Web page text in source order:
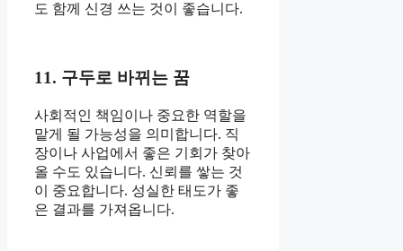
도 함께 신경 쓰는 것이 좋습니다.
11. 구두로 바뀌는 꿈
사회적인 책임이나 중요한 역할을
맡게 될 가능성을 의미합니다. 직
장이나 사업에서 좋은 기회가 찾아
올 수도 있습니다. 신뢰를 쌓는 것
이 중요합니다. 성실한 태도가 좋
은 결과를 가져옵니다.